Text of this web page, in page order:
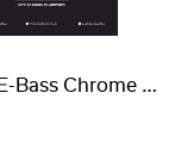
4299 M E-Bass Chrome 4-string medium scale light .045-.100